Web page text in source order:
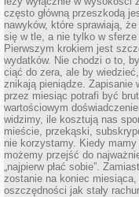
często główną przeszkodą
nawyków, które sprawiają,
się w tle, a nie tylko w
Pierwszym krokiem jest
wydatków. Nie chodzi o to,
ciąć do zera, ale by
znikają pieniądze. Zapisanie
przez miesiąc potrafi być
wartościowym
widzimy, ile kosztują nas
mieście, przekąski,
nie korzystamy. Kiedy
możemy przejść do
„najpierw płać sobie”.
zostanie na koniec
oszczędności jak stały